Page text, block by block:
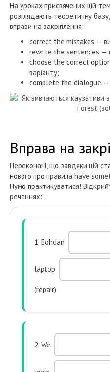
На уроках присвячених цій
розглядають теоретичну
вправи на закріплення:
correct the mistakes —
rewrite the sentences —
choose the correct
варіанту;
complete the dialogue —
Вправа на
Переконані, що завдяки цій
нового про правила have
Нумо практикуватися!
реченнях:
1. Bohdan
laptop
(repair)
2. We